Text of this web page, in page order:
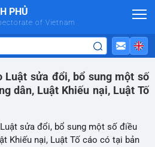
PHỦ
of Vietnam
Luật sửa đổi, bổ sung một số
dân, Luật Khiếu nại, Luật Tố
sửa đổi, bổ sung một số điều
Khiếu nại, Luật Tố cáo có tại bản